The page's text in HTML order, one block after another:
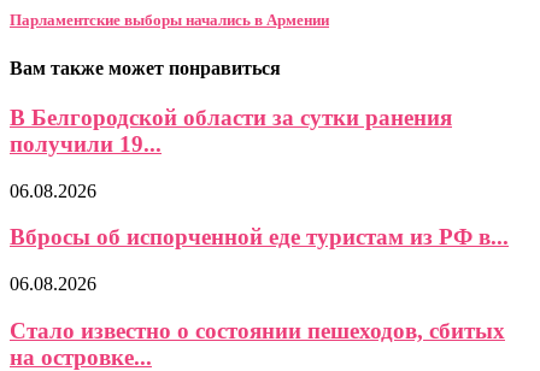
Парламентские выборы начались в Армении
Вам также может понравиться
В Белгородской области за сутки ранения
получили 19...
06.08.2026
Вбросы об испорченной еде туристам из РФ в...
06.08.2026
Стало известно о состоянии пешеходов, сбитых
на островке...